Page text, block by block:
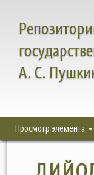
А. С.
Просмотр элемента